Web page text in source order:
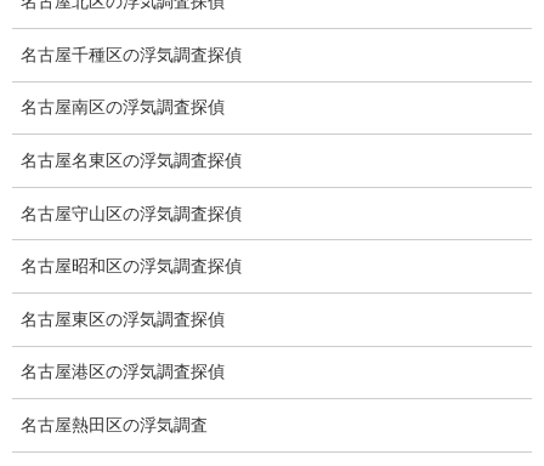
車両調査
浮気調査地域
浮気調査関連調査
ドメスティックバイオレンスDV調査
いじめ・子供の虐待
盗聴器の種類
名古屋千種区の浮気調査探偵
名古屋南区の浮気調査探偵
名古屋名東区の浮気調査探偵
名古屋守山区の浮気調査探偵
名古屋昭和区の浮気調査探偵
名古屋東区の浮気調査探偵
名古屋港区の浮気調査探偵
名古屋熱田区の浮気調査